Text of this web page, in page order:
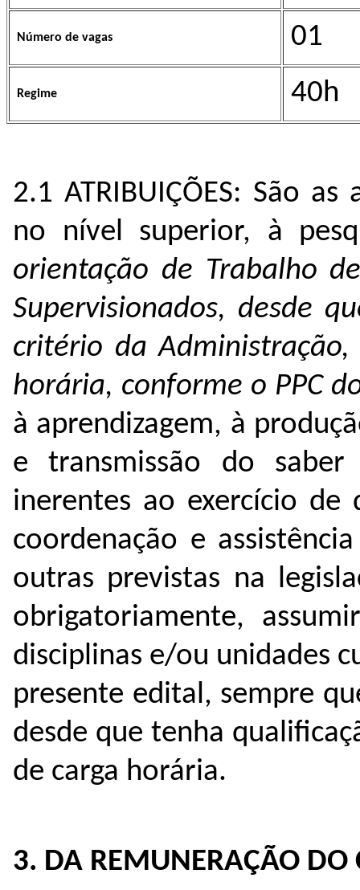
Número de vagas 01
Regime 40h
2.1 ATRIBUIÇÕES: São
no nível superior, à
orientação de Trabalho
Supervisionados, desde
critério da
horária, conforme o PPC
à aprendizagem, à
e transmissão do
inerentes ao exercício de
coordenação e
outras previstas na
obrigatoriamente,
disciplinas e/ou unidades
presente edital, sempre
desde que tenha
de carga horária.
3. DA REMUNERAÇÃO DO